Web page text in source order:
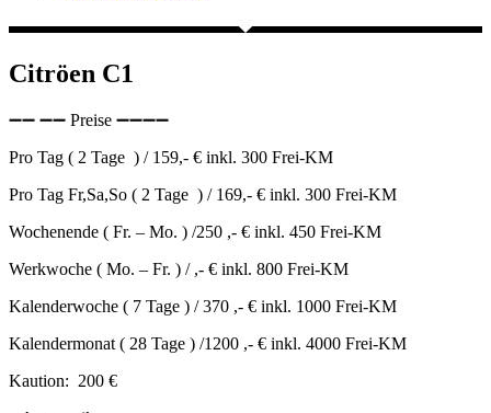
Citröen C1
➖➖ ➖➖ Preise ➖➖➖➖
Pro Tag ( 2 Tage ) / 159,- € inkl. 300 Frei-KM
Pro Tag Fr,Sa,So ( 2 Tage ) / 169,- € inkl. 300 Frei-KM
Wochenende ( Fr. – Mo. ) /250 ,- € inkl. 450 Frei-KM
Werkwoche ( Mo. – Fr. ) / ,- € inkl. 800 Frei-KM
Kalenderwoche ( 7 Tage ) / 370 ,- € inkl. 1000 Frei-KM
Kalendermonat ( 28 Tage ) /1200 ,- € inkl. 4000 Frei-KM
Kaution: 200 €